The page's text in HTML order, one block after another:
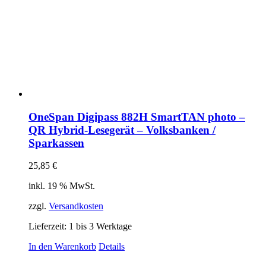
OneSpan Digipass 882H SmartTAN photo –
QR Hybrid-Lesegerät – Volksbanken /
Sparkassen
25,85 €
inkl. 19 % MwSt.
zzgl. Versandkosten
Lieferzeit: 1 bis 3 Werktage
In den Warenkorb Details